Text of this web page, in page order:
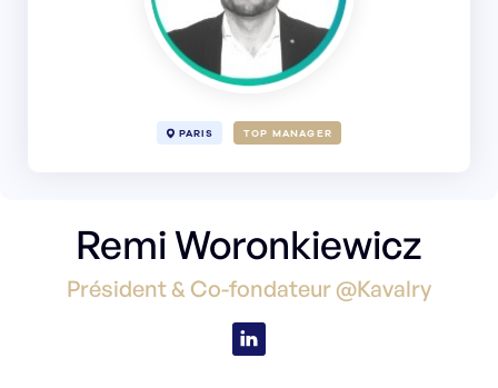
PARIS TOP MANAGER
Remi Woronkiewicz
Président & Co-fondateur @Kavalry